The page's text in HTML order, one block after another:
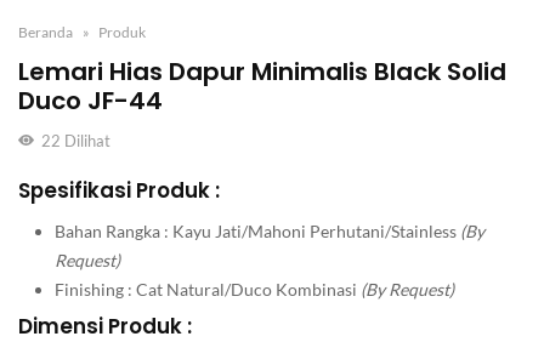
Beranda Produk
Lemari Hias Dapur Minimalis Black Solid
Duco JF-44
22 Dilihat
Spesifikasi Produk :
Bahan Rangka : Kayu Jati/Mahoni Perhutani/Stainless (By
Request)
Finishing : Cat Natural/Duco Kombinasi (By Request)
Dimensi Produk :